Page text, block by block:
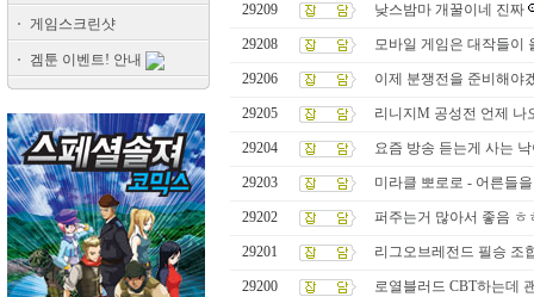
게임스크린샷
겜툰 이벤트! 안내
29209 낮스밤마 개꿀이네 진짜
29208 모바일 게임은 대작들이
29206 이제 분쟁전을 준비해야
29205 리니지M 공성전 언제 나
29204 요즘 방송 듣는게 사는
29203 미라클 뽀로로 - 어른들
29202 퍼주는거 많아서 좋음 ㅎ
29201 리그오브레전드 필승 조
29200 로열블러드 CBT하는데